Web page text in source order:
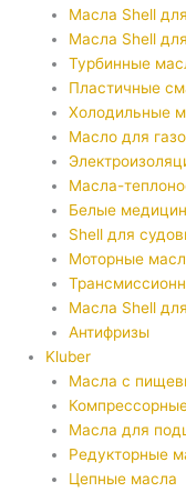
Масла Shell
Масла Shell
Турбинные
Пластичные
Холодильные
Масло для
Масла-
Белые
Shell для
Моторные
Масла Shell
Антифризы
Kluber
Масла с
Масла для
Редукторные
Цепные масла